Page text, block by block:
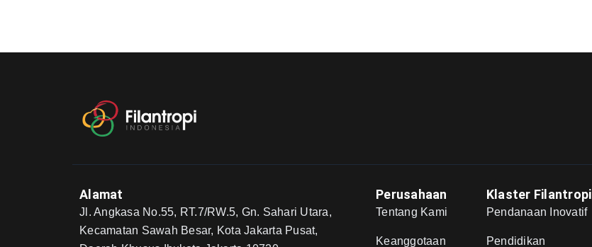
Alamat
Jl. Angkasa No.55, RT.7/RW.5, Gn. Sahari Utara,
Kecamatan Sawah Besar, Kota Jakarta Pusat,
Perusahaan
Tentang Kami
Keanggotaan
Klaster Filantropi
Pendanaan Inovatif
Pendidikan